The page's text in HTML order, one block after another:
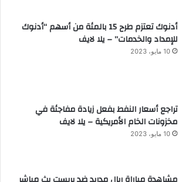
أدنوك تعتزم طرح 15 بالمئة من أسهم “أدنوك
للإمداد والخدمات” – يلا لايف
10 مايو، 2023
تراجع أسعار النفط بفعل زيادة مفاجئة في
مخزونات الخام الأمريكية – يلا لايف
10 مايو، 2023